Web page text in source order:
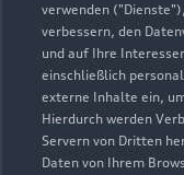
verwenden
verbessern, den
und auf Ihre
einschließlich
externe Inhalte ein,
Hierdurch werden
Servern von Dritten
Daten von Ihrem